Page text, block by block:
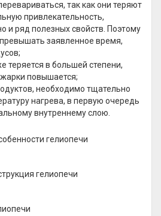
так как они теряют
привлекательность,
и ряд полезных свойств. Поэтому
заявленное время,
теряется в большей степени,
повышается;
необходимо тщательно
нагрева, в первую очередь
внутреннему слою.